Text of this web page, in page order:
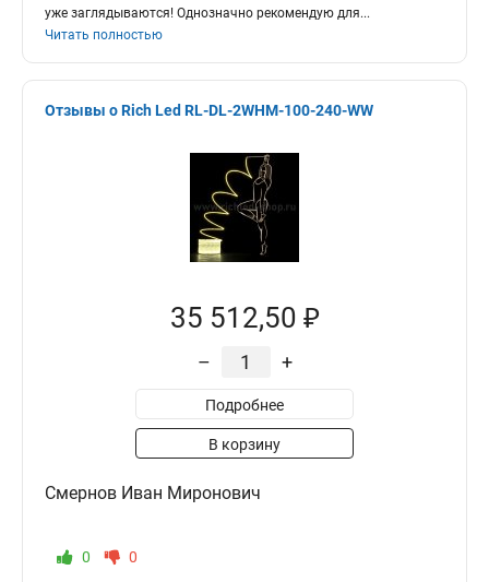
уже заглядываются! Однозначно рекомендую для...
Читать полностью
Отзывы о Rich Led RL-DL-2WHM-100-240-WW
35 512,50 ₽
– +
Подробнее
В корзину
Смернов Иван Миронович
0 0